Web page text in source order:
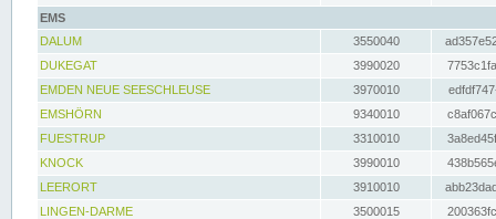
EMS
DALUM
3550040
DUKEGAT
3990020
EMDEN NEUE SEESCHLEUSE
3970010
EMSHÖRN
9340010
FUESTRUP
3310010
KNOCK
3990010
LEERORT
3910010
LINGEN-DARME
3500015